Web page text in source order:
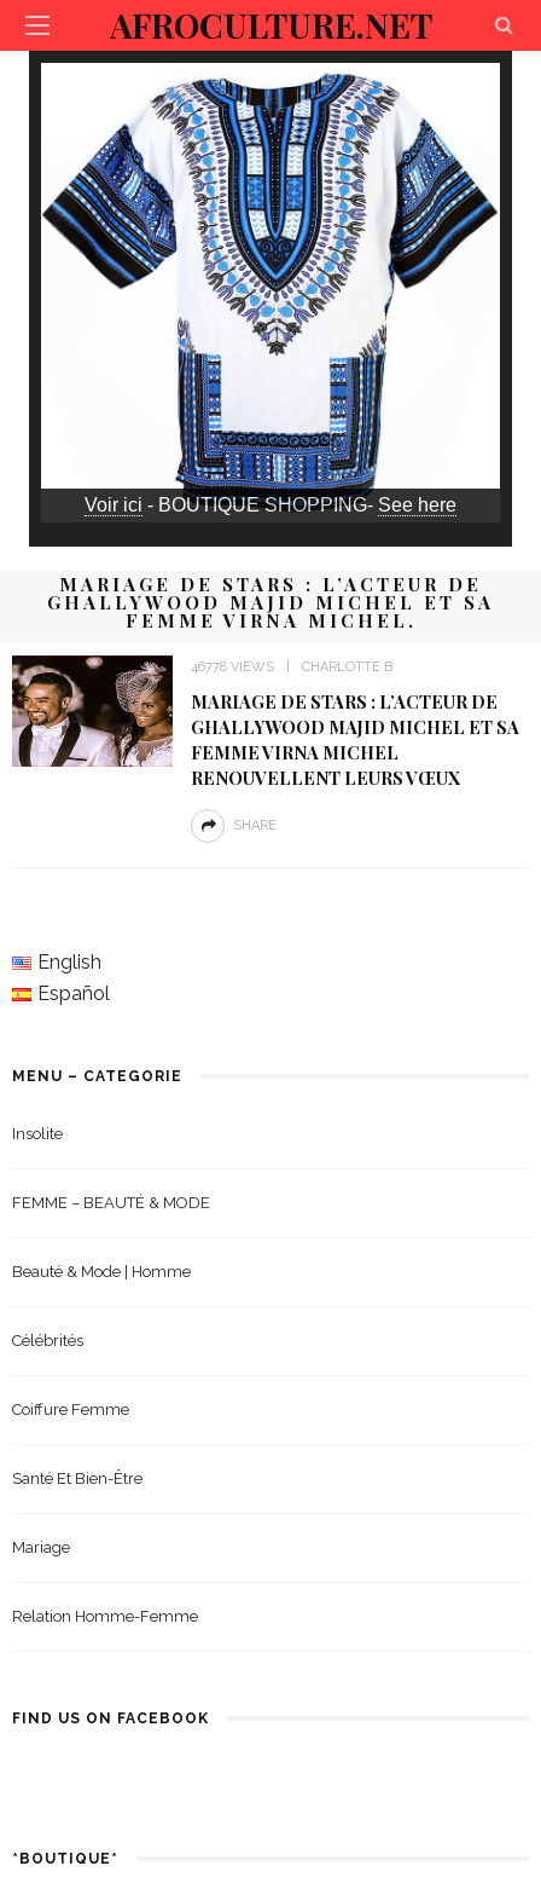
AFROCULTURE.NET
Voir ici - BOUTIQUE SHOPPING- See here
MARIAGE DE STARS : L’ACTEUR DE
GHALLYWOOD MAJID MICHEL ET SA
FEMME VIRNA MICHEL.
46778 VIEWS CHARLOTTE B
MARIAGE DE STARS : L’ACTEUR DE
GHALLYWOOD MAJID MICHEL ET SA
FEMME VIRNA MICHEL
RENOUVELLENT LEURS VŒUX
SHARE
English
Español
MENU – CATEGORIE
Insolite
FEMME – BEAUTÉ & MODE
Beauté & Mode | Homme
Célébrités
Coiffure Femme
Santé Et Bien-Être
Mariage
Relation Homme-Femme
FIND US ON FACEBOOK
*BOUTIQUE*